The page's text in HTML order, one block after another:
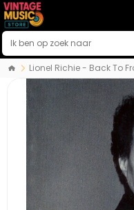
Lionel Richie - Back To